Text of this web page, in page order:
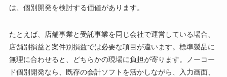
は、個別開発を検討する価値があります。
たとえば、店舗事業と受託事業を同じ会社で運営している場合、
店舗別損益と案件別損益では必要な項目が違います。標準製品に
無理に合わせると、どちらかの現場に負担が寄ります。ノーコー
ド個別開発なら、既存の会計ソフトを活かしながら、入力画面、